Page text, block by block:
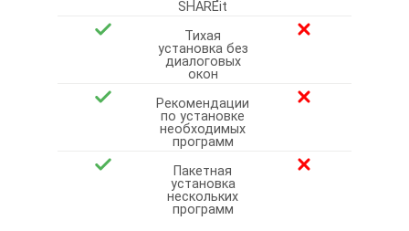
SHAREit
Тихая
установка без
диалоговых
окон
Рекомендации
по установке
необходимых
программ
Пакетная
установка
нескольких
программ